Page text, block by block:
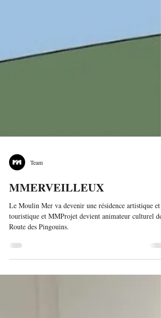
MMERVEILLEUX
Le Moulin Mer va devenir une résidence artistique et
touristique et MMProjet devient animateur culturel de
Route des Pingouins.